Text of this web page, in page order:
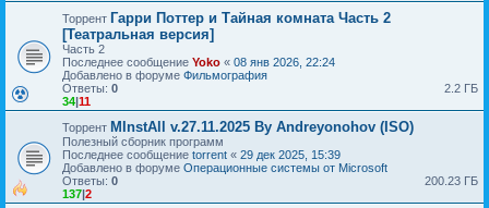
Торрент Гарри Поттер и Тайная комната Часть 2
[Театральная версия]
Часть 2
Последнее сообщение Yoko « 08 янв 2026, 22:24
Добавлено в форуме Фильмография
Ответы: 0
34|11
2.2 ГБ
Торрент MInstAll v.27.11.2025 By Andreyonohov (ISO)
Полезный сборник программ
Последнее сообщение torrent « 29 дек 2025, 15:39
Добавлено в форуме Операционные системы от Microsoft
Ответы: 0
137|2
200.23 ГБ